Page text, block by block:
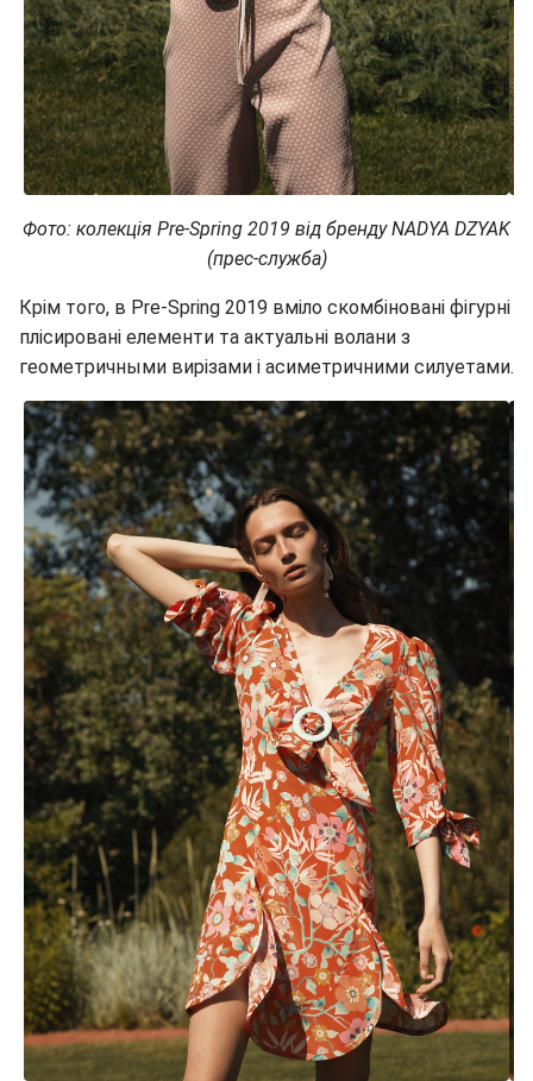
Фото: колекція Pre-Spring 2019 від бренду NADYA DZYAK
(прес-служба)
Крім того, в Pre-Spring 2019 вміло скомбіновані фігурні
плісировані елементи та актуальні волани з
геометричными вирізами і асиметричними силуетами.